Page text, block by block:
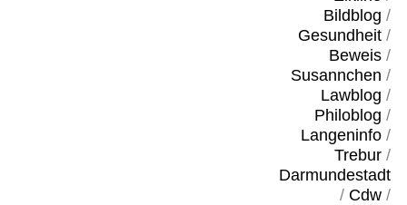
Bildblog /
Gesundheit/
Beweis/
Susannchen /
Lawblog /
Philoblog /
Langeninfo/
Trebur/
Darmundestadt
/ Cdw/